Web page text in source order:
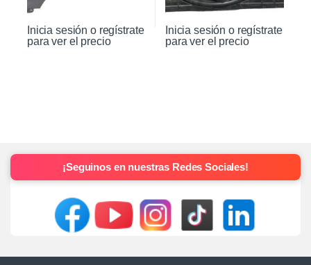
Inicia sesión o regístrate
para ver el precio
Inicia sesión o regístrate
para ver el precio
¡Seguinos en nuestras Redes Sociales!